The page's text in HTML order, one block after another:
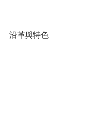
沿革與特色